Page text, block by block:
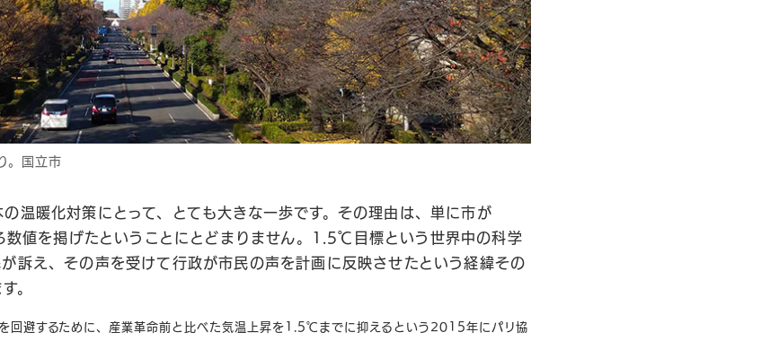
。国立市
温暖化対策にとって、とても大きな一歩です。その理由は、単に市が
値を掲げたということにとどまりません。1.5℃目標という世界中の科学
訴え、その声を受けて行政が市民の声を計画に反映させたという経緯その
。
避するために、産業革命前と比べた気温上昇を1.5℃までに抑えるという2015年にパリ協